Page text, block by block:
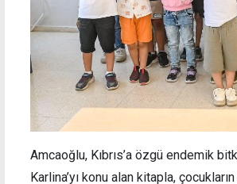
Amcaoğlu, Kıbrıs’a özgü endemik
Karlina’yı konu alan kitapla,